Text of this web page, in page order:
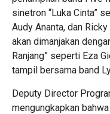
sinetron “Luka Cinta”
Audy Ananta, dan
akan dimanjakan
Ranjang” seperti Eza
tampil bersama band
Deputy Director
mengungkapkan